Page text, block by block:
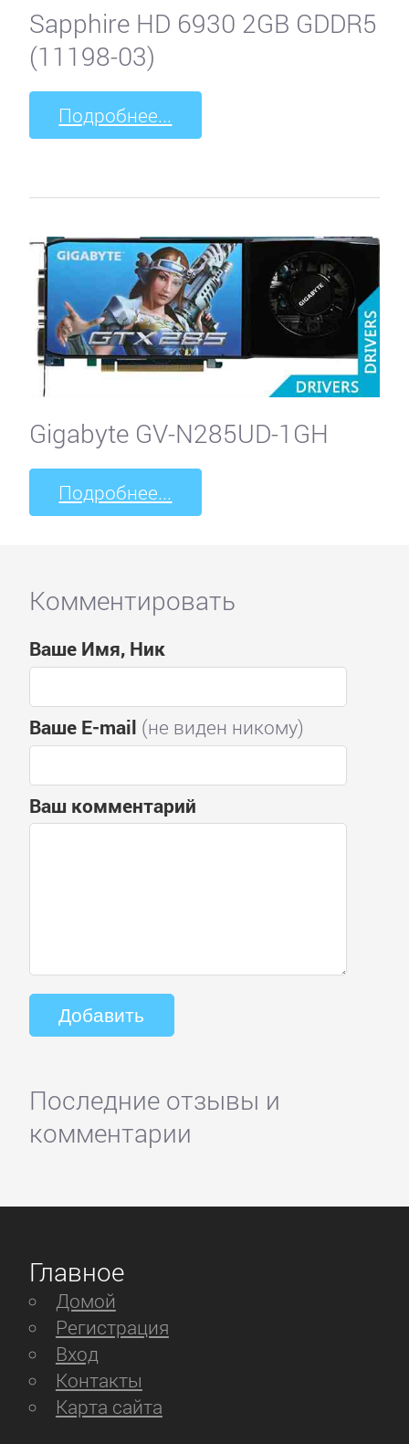
Sapphire HD 6930 2GB GDDR5
(11198-03)
Подробнее...
Gigabyte GV-N285UD-1GH
Подробнее...
Комментировать
Ваше Имя, Ник
Ваше E-mail (не виден никому)
Ваш комментарий
Последние отзывы и
комментарии
Главное
Домой
Регистрация
Вход
Контакты
Карта сайта